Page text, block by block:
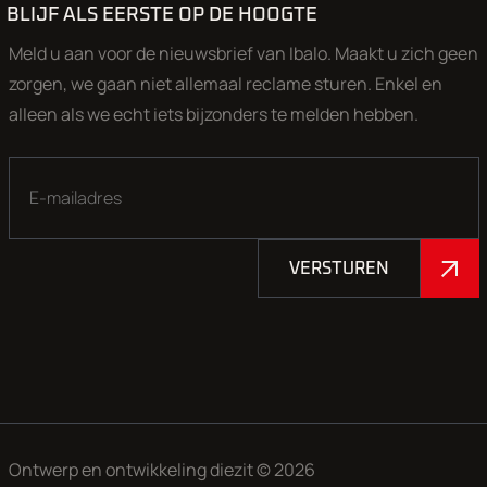
maken, want een groot deel van onze collectie bevindt zich
in onze opslaglocatie en wij zijn een klein flexibel team. Wij
zorgen graag dat de gewenste auto klaar staat voor een
uitgebreide proefrit.
Openingstijden (bel ons even voordat u komt 50% van onze
vrijdag; 9.00-17.00 uur. Zaterdag: 9.00-17.00 uur. Woensdag
op afspraak geopend.
BLIJF ALS EERSTE OP DE HOOGTE
Meld u aan voor de nieuwsbrief van Ibalo. Maakt u zich geen
zorgen, we gaan niet allemaal reclame sturen. Enkel en
alleen als we echt iets bijzonders te melden hebben.
VERSTUREN
Ontwerp en ontwikkelingdiezit© 2026